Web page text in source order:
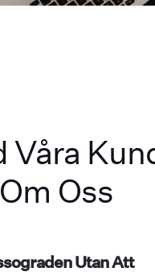
Våra
Oss
Utan Att